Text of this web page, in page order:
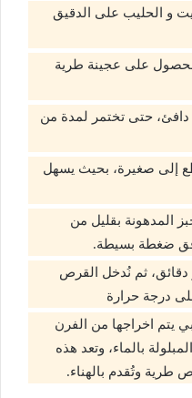
و الحليب على الدقيق
على عجينة طرية
دافئ، حتى تختمر لمدة من
إلى صغيرة، بحيث يسهل
المدهونة بقليل من
ضغطة بسيطة.
ثم نُدخل القرص
درجة حرارة
يتم اخراجها من الفرن
بالماء، وتعد هذه
وتُقدم بالهناء.